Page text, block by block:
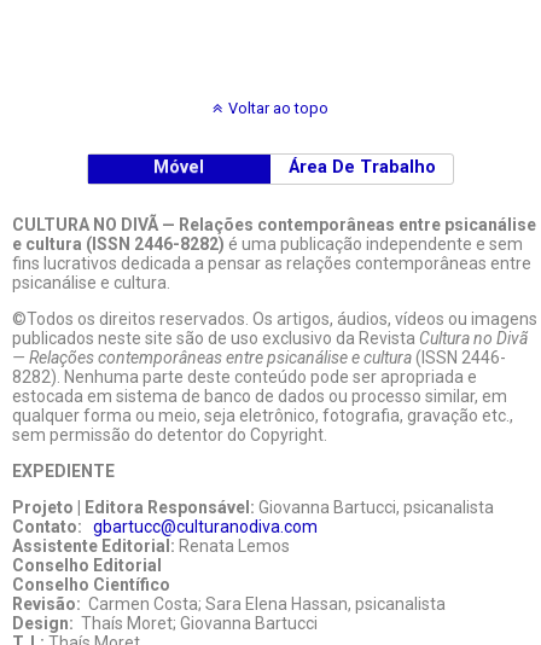
Voltar ao topo
Móvel Área De Trabalho
CULTURA NO DIVÃ — Relações contemporâneas entre psicanálise
e cultura (ISSN 2446-8282) é uma publicação independente e sem
fins lucrativos dedicada a pensar as relações contemporâneas entre
psicanálise e cultura.
©Todos os direitos reservados. Os artigos, áudios, vídeos ou imagens
publicados neste site são de uso exclusivo da Revista Cultura no Divã
— Relações contemporâneas entre psicanálise e cultura(ISSN 2446-
8282). Nenhuma parte deste conteúdo pode ser apropriada e
estocada em sistema de banco de dados ou processo similar, em
qualquer forma ou meio, seja eletrônico, fotografia, gravação etc.,
sem permissão do detentor do Copyright.
EXPEDIENTE
Projeto | Editora Responsável: Giovanna Bartucci, psicanalista
Contato: gbartucc@culturanodiva.com
Assistente Editorial: Renata Lemos
Conselho Editorial
Conselho Científico
Revisão: Carmen Costa; Sara Elena Hassan, psicanalista
Design: Thaís Moret; Giovanna Bartucci